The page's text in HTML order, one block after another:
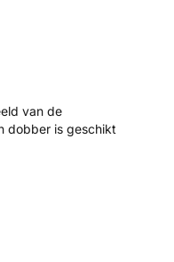
van de
dobber is geschikt